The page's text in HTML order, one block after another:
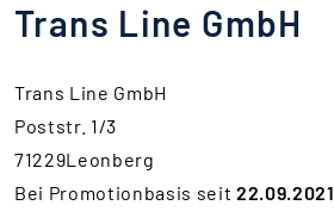
Trans Line GmbH
Trans Line GmbH
Poststr. 1/3
71229Leonberg
Bei Promotionbasis seit22.09.2021